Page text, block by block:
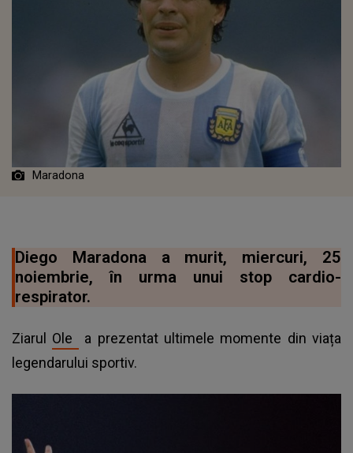
Maradona
Diego Maradona a murit, miercuri, 25
noiembrie, în urma unui stop cardio-
respirator.
Ziarul Ole
a prezentat ultimele momente din viața
legendarului sportiv.